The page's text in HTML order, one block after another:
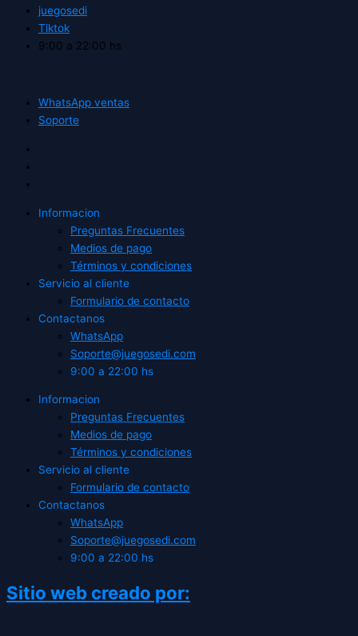
juegosedi
Tiktok
9:00 a 22:00 hs
WhatsApp ventas
Soporte
Informacion
Preguntas Frecuentes
Medios de pago
Términos y condiciones
Servicio al cliente
Formulario de contacto
Contactanos
WhatsApp
Soporte@juegosedi.com
9:00 a 22:00 hs
Informacion
Preguntas Frecuentes
Medios de pago
Términos y condiciones
Servicio al cliente
Formulario de contacto
Contactanos
WhatsApp
Soporte@juegosedi.com
9:00 a 22:00 hs
Sitio web creado por: